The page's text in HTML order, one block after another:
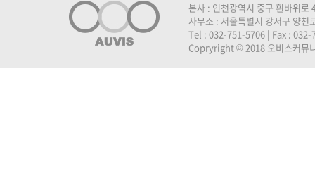
본사 : 인천광역시 중구 흰바위
사무소 : 서울특별시 강서구 양천
Tel : 032-751-5706 | Fax :
Copryright © 2018 오비스커뮤